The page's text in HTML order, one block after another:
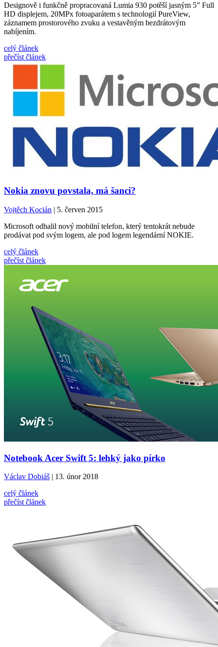
Designově i funkčně propracovaná Lumia 930 potěší jasným 5” Full
HD displejem, 20MPx fotoaparátem s technologií PureView,
záznamem prostorového zvuku a vestavěným bezdrátovým
nabíjením.
celý článek
přečíst článek
Nokia znovu povstala, má šanci?
Vojtěch Kocián | 5. červen 2015
Microsoft odhalil nový mobilní telefon, který tentokrát nebude
prodávat pod svým logem, ale pod logem legendární NOKIE.
celý článek
přečíst článek
Notebook Acer Swift 5: lehký jako pírko
Václav Dobiáš | 13. únor 2018
celý článek
přečíst článek